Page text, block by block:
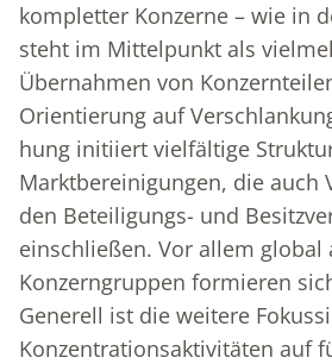
kompletter Konzerne – wie in
steht im Mittelpunkt als
Übernahmen von
Orientierung auf
hung initiiert vielfältige
Marktbereinigungen, die auch
den Beteili­gungs- und
einschließen. Vor allem global
Konzerngruppen formieren
Generell ist die weitere
Konzentrationsakti­vitäten auf